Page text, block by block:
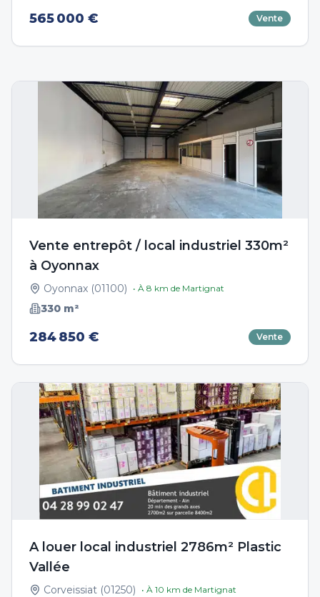
565 000 € Vente
Vente entrepôt / local industriel 330m²
à Oyonnax
Oyonnax (01100) • À 8 km de Martignat
330 m²
284 850 € Vente
A louer local industriel 2786m² Plastic
Vallée
Corveissiat (01250) • À 10 km de Martignat